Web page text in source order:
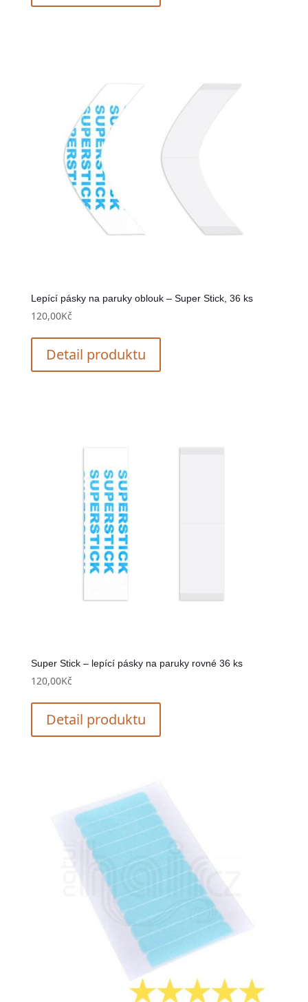
Lepící pásky na paruky oblouk – Super Stick, 36 ks
120,00Kč
Detail produktu
Super Stick – lepící pásky na paruky rovné 36 ks
120,00Kč
Detail produktu